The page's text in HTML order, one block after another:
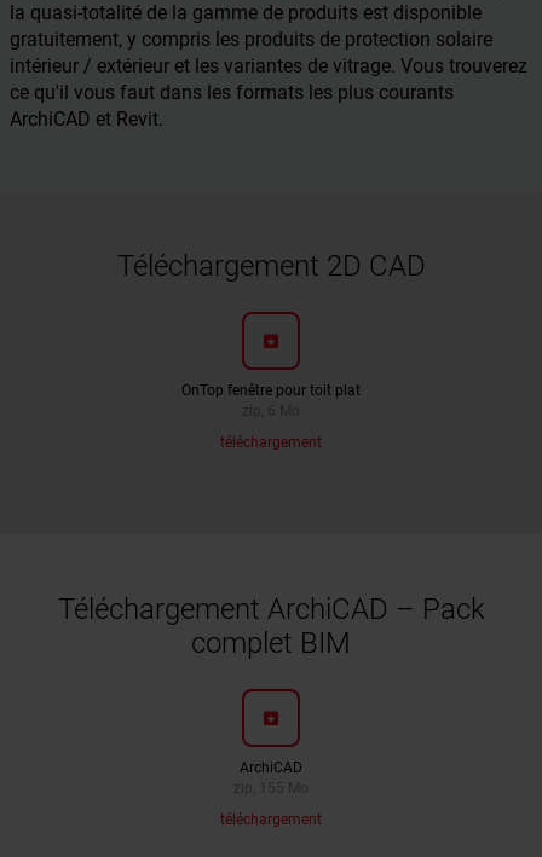
la quasi-totalité de la gamme de produits est disponible
gratuitement, y compris les produits de protection solaire
intérieur / extérieur et les variantes de vitrage. Vous trouverez
ce qu'il vous faut dans les formats les plus courants
ArchiCAD et Revit.
Téléchargement 2D CAD
archive
OnTop fenêtre pour toit plat
téléchargement
Téléchargement ArchiCAD – Pack
complet BIM
archive
ArchiCAD
zip, 155 Mo
téléchargement